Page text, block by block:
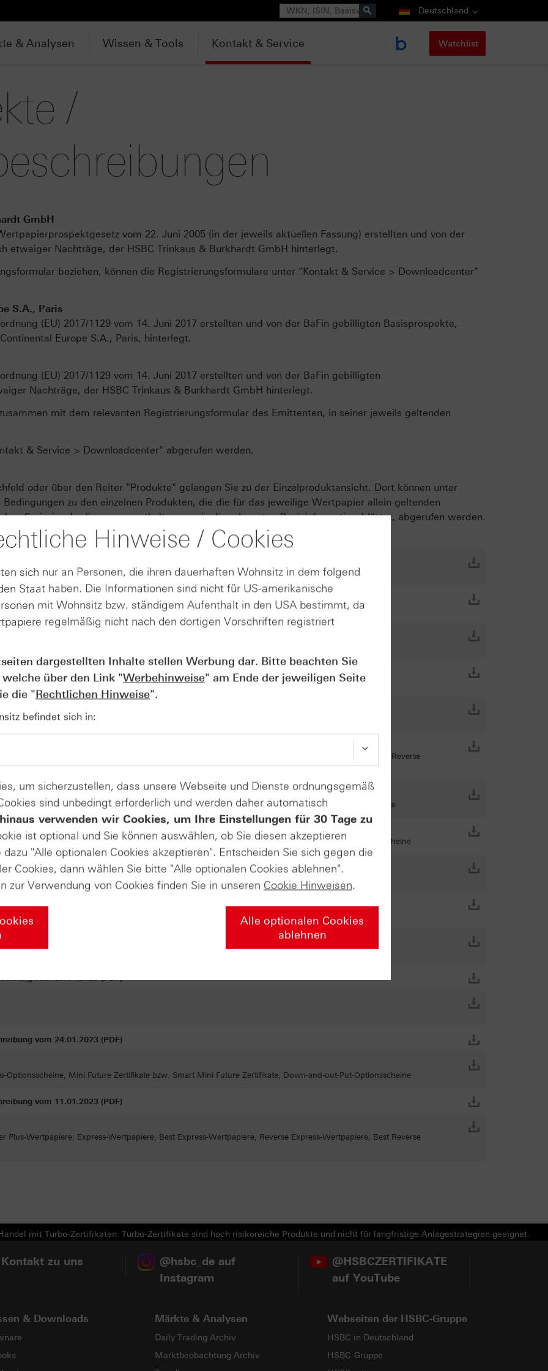
Suche Deutschland
& Analysen Wissen & Tools Kontakt & Service Watchlist
/
GmbH
vom 22. Juni 2005 (in der jeweils aktuellen Fassung) erstellten und von der
etwaiger Nachträge, der HSBC Trinkaus & Burkhardt GmbH hinterlegt.
beziehen, können die Registrierungsformulare unter "Kontakt & Service > Downloadcenter"
S.A., Paris
(EU) 2017/1129 vom 14. Juni 2017 erstellten und von der BaFin gebilligten Basisprospekte,
Europe S.A., Paris, hinterlegt.
(EU) 2017/1129 vom 14. Juni 2017 erstellten und von der BaFin gebilligten
Nachträge, der HSBC Trinkaus & Burkhardt GmbH hinterlegt.
mit dem relevanten Registrierungsformular des Emittenten, in seiner jeweils geltenden
& Service > Downloadcenter" abgerufen werden.
oder über den Reiter "Produkte" gelangen Sie zu der Einzelproduktansicht. Dort können unter
zu den einzelnen Produkten, die die für das jeweilige Wertpapier allein geltenden
Emissionsbedingungen enthalten, sowie die relevanten Basisinformationsblätter, abgerufen werden.
& Burkhardt GmbH (PDF)
& Burkhardt GmbH (PDF)
Protect-Anleihen, Reverse-Anleihen, Reverse-Protect-Anleihen
& Burkhardt GmbH (PDF)
Europe S.A., Paris (PDF)
Express-Wertpapiere, Best Reverse Express-Wertpapiere
& Burkhardt GmbH (PDF)
& Burkhardt GmbH (PDF)
Wertpapiere, Express-Wertpapiere, Best Express-Wertpapiere, Reverse Express-Wertpapiere, Best Reverse
& Burkhardt GmbH (PDF)
BEAR Zertifikate, Partizipationszertifikate, Quanto-Open End-Partizipationszertifikate, BEAR Zertifikate
& Burkhardt GmbH (PDF)
Optionsscheine, Mini Future Zertifikate bzw. Smart Mini Future Zertifikate, Down-and-out-Put-Optionsscheine
& Burkhardt GmbH (PDF)
& Burkhardt GmbH (PDF)
Protect-Anleihen, Reverse-Anleihen, Reverse-Protect-Anleihen
& Burkhardt GmbH (PDF)
vom 30.01.2023 (PDF)
vom 24.01.2023 (PDF)
Optionsscheine, Mini Future Zertifikate bzw. Smart Mini Future Zertifikate, Down-and-out-Put-Optionsscheine
vom 11.01.2023 (PDF)
Wertpapiere, Express-Wertpapiere, Best Express-Wertpapiere, Reverse Express-Wertpapiere, Best Reverse
mit Turbo-Zertifikaten. Turbo-Zertifikate sind hoch risikoreiche Produkte und nicht für langfristige Anlagestrategien geeignet.
zu uns
@hsbc_de auf
Instagram
@HSBCZERTIFIKATE
auf YouTube
& Downloads Märkte & Analysen
Daily Trading Archiv
Marktbeobachtung Archiv
Webseiten der HSBC-Gruppe
HSBC in Deutschland
HSBC-Gruppe
Hinweise / Cookies
sich nur an Personen, die ihren dauerhaften Wohnsitz in dem folgend
Staat haben. Die Informationen sind nicht für US-amerikanische
mit Wohnsitz bzw. ständigem Aufenthalt in den USA bestimmt, da
regelmäßig nicht nach den dortigen Vorschriften registriert
dargestellten Inhalte stellen Werbung dar. Bitte beachten Sie
über den Link "Werbehinweise" am Ende der jeweiligen Seite
die "Rechtlichen Hinweise".
befindet sich in:
um sicherzustellen, dass unsere Webseite und Dienste ordnungsgemäß
sind unbedingt erforderlich und werden daher automatisch
verwenden wir Cookies, um Ihre Einstellungen für 30 Tage zu
ist optional und Sie können auswählen, ob Sie diesen akzeptieren
"Alle optionalen Cookies akzeptieren". Entscheiden Sie sich gegen die
Cookies, dann wählen Sie bitte "Alle optionalen Cookies ablehnen".
zur Verwendung von Cookies finden Sie in unseren Cookie Hinweisen.
Alle optionalen Cookies
ablehnen